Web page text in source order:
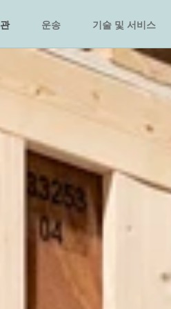
운송 기술 및 서비스